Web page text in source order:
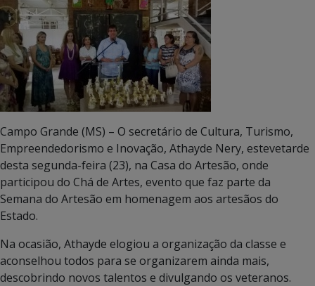
Campo Grande (MS) – O secretário de Cultura, Turismo,
Empreendedorismo e Inovação, Athayde Nery, estevetarde
desta segunda-feira (23), na Casa do Artesão, onde
participou do Chá de Artes, evento que faz parte da
Semana do Artesão em homenagem aos artesãos do
Estado.
Na ocasião, Athayde elogiou a organização da classe e
aconselhou todos para se organizarem ainda mais,
descobrindo novos talentos e divulgando os veteranos.